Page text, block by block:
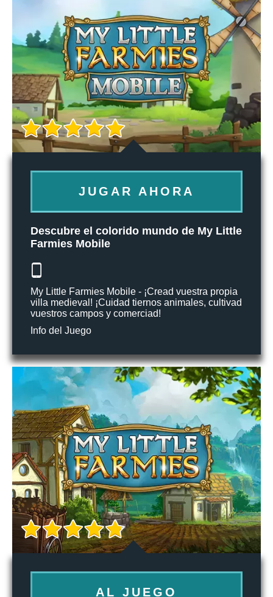
JUGAR AHORA
Descubre el colorido mundo de My Little
Farmies Mobile
My Little Farmies Mobile - ¡Cread vuestra propia
villa medieval! ¡Cuidad tiernos animales, cultivad
vuestros campos y comerciad!
Info del Juego
AL JUEGO